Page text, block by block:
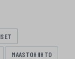
MAASTOHIIHTO